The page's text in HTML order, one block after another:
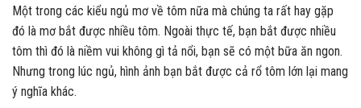
Một trong các kiểu ngủ mơ về tôm nữa mà chúng ta rất hay gặp
đó là mơ bắt được nhiều tôm. Ngoài thực tế, bạn bắt được nhiều
tôm thì đó là niềm vui không gì tả nổi, bạn sẽ có một bữa ăn ngon.
Nhưng trong lúc ngủ, hình ảnh bạn bắt được cả rổ tôm lớn lại mang
ý nghĩa khác.